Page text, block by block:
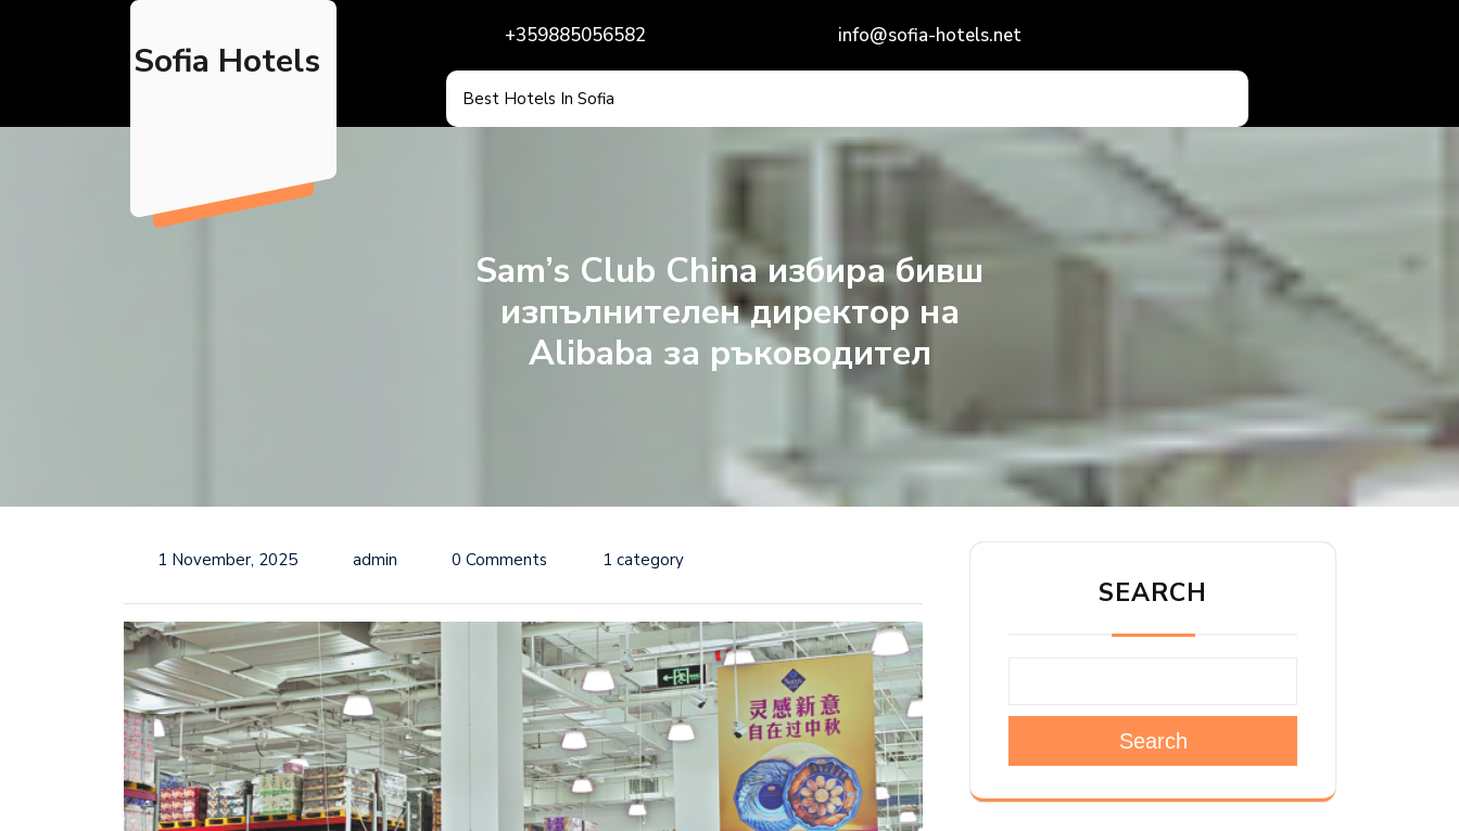
Sofia Hotels
+359885056582 info@sofia-hotels.net
Best Hotels In Sofia
Sam’s Club China избира бивш
изпълнителен директор на
Alibaba за ръководител
1 November, 2025 admin 0 Comments 1 category
SEARCH
Search